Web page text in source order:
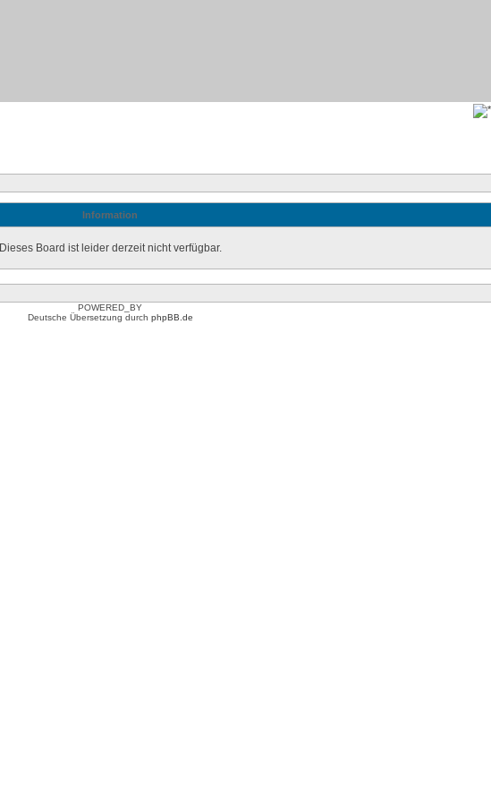
Information
Dieses Board ist leider derzeit nicht verfügbar.
POWERED_BY
Deutsche Übersetzung durch phpBB.de